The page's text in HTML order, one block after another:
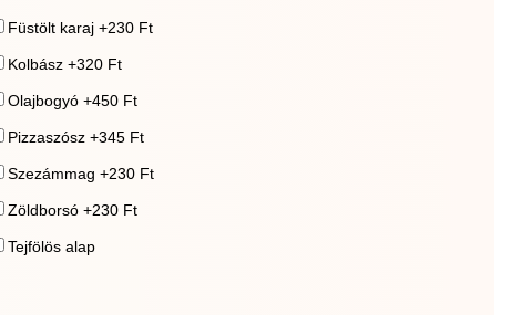
Füstölt karaj +230 Ft
Kolbász +320 Ft
Olajbogyó +450 Ft
Pizzaszósz +345 Ft
Szezámmag +230 Ft
Zöldborsó +230 Ft
Tejfölös alap